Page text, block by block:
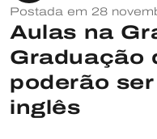
Postada em 28
Aulas na
Graduação
poderão
inglês